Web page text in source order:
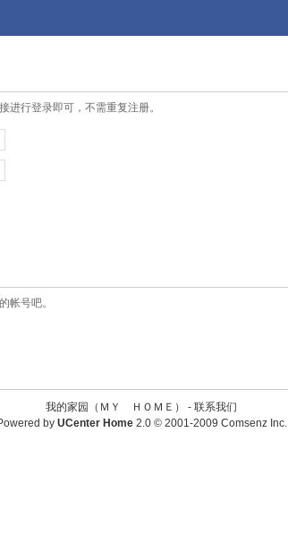
进行登录即可，不需重复注册。
帐号吧。
我的家园（ＭＹ ＨＯＭＥ） - 联系我们
by UCenter Home 2.0© 2001-2009 Comsenz Inc.